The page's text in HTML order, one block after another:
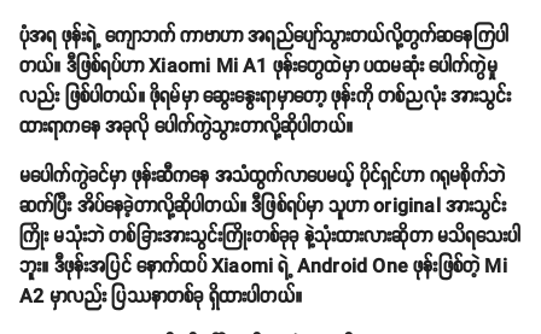
ပုံအရ ဖုန်းရဲ့ ကျောဘက် ကာဗာဟာ အရည်ပျော်သွားတယ်လို့တွက်ဆနေကြပါ
တယ်။ ဒီဖြစ်ရပ်ဟာ Xiaomi Mi A1 ဖုန်းတွေထဲမှာ ပထမဆုံး ပေါက်ကွဲမှု
လည်း ဖြစ်ပါတယ်။ ဖိုရမ်မှာ ဆွေးနွေးရာမှာတော့ ဖုန်းကို တစ်ညလုံး အားသွင်း
ထားရာကနေ အခုလို ပေါက်ကွဲသွားတာလို့ဆိုပါတယ်။
မပေါက်ကွဲခင်မှာ ဖုန်းဆီကနေ အသံထွက်လာပေမယ့် ပိုင်ရှင်ဟာ ဂရုမစိုက်ဘဲ
ဆက်ပြီး အိပ်နေခဲ့တာလို့ဆိုပါတယ်။ ဒီဖြစ်ရပ်မှာ သူဟာ original အားသွင်း
ကြိုး မသုံးဘဲ တစ်ခြားအားသွင်းကြိုးတစ်ခုခု နဲ့သုံးထားလားဆိုတာ မသိရသေးပါ
ဘူး။ ဒီဖုန်းအပြင် နောက်ထပ် Xiaomi ရဲ့ Android One ဖုန်းဖြစ်တဲ့ Mi
A2 မှာလည်း ပြဿနာတစ်ခု ရှိထားပါတယ်။